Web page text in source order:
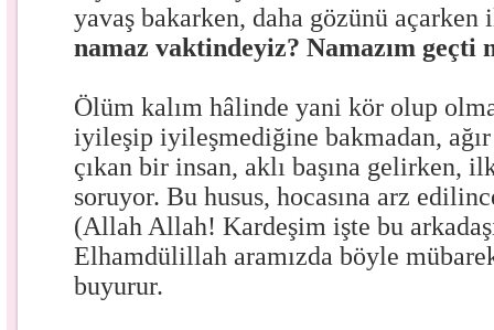
yavaş bakarken, daha gözünü
namaz vaktindeyiz? Namazım geçti
Ölüm kalım hâlinde yani kör olup
iyileşip iyileşmediğine bakmadan,
çıkan bir insan, aklı başına gelirken,
soruyor. Bu husus, hocasına arz
(Allah Allah! Kardeşim işte bu
Elhamdülillah aramızda böyle
buyurur.